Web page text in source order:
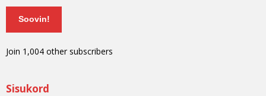
Soovin!
Join 1,004 other subscribers
Sisukord